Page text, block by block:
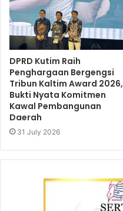
DPRD Kutim Raih
Penghargaan Bergengsi
Tribun Kaltim Award 2026,
Bukti Nyata Komitmen
Kawal Pembangunan
Daerah
31 July 2026